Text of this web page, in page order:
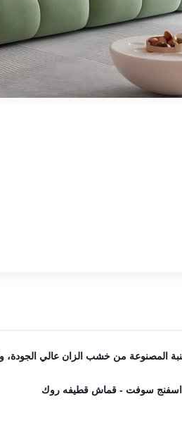
المصنوعة من خشب الزان عالي
سوفت - قماش قطيفه روك